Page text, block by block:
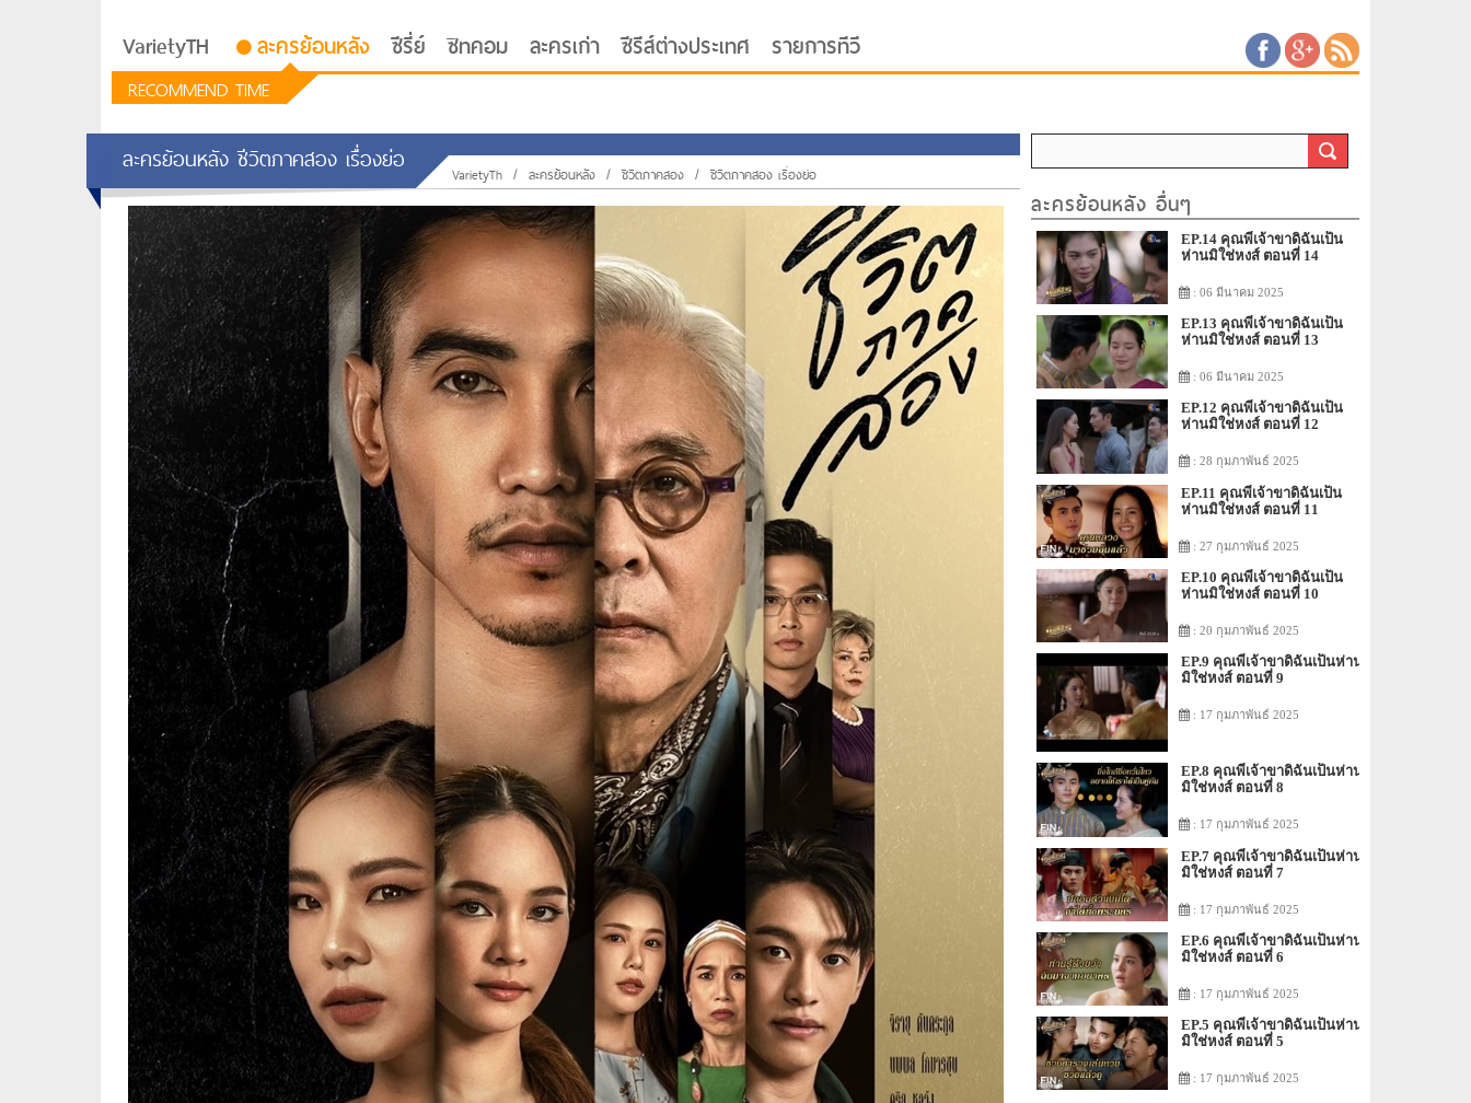
VarietyTH ละครย้อนหลัง ซีรี่ย์ ซิทคอม ละครเก่า ซีรีส์ต่างประเทศ รายการทีวี
RECOMMEND TIME
รักอยู่ประตูถัดไป
ซีรีย์เกาหลี Love Next Door ซับไทย
ละครย้อนหลัง ชีวิตภาคสอง เรื่องย่อ VarietyTh / ละครย้อนหลัง / ชีวิตภาคสอง / ชีวิตภาคสอง เรื่องย่อ
ละครย้อนหลัง อื่นๆ
EP.14 คุณพี่เจ้าขาดิฉันเป็น
ห่านมิใช่หงส์ ตอนที่ 14
: 06 มีนาคม 2025
EP.13 คุณพี่เจ้าขาดิฉันเป็น
ห่านมิใช่หงส์ ตอนที่ 13
: 06 มีนาคม 2025
EP.12 คุณพี่เจ้าขาดิฉันเป็น
ห่านมิใช่หงส์ ตอนที่ 12
: 28 กุมภาพันธ์ 2025
EP.11 คุณพี่เจ้าขาดิฉันเป็น
ห่านมิใช่หงส์ ตอนที่ 11
: 27 กุมภาพันธ์ 2025
EP.10 คุณพี่เจ้าขาดิฉันเป็น
ห่านมิใช่หงส์ ตอนที่ 10
: 20 กุมภาพันธ์ 2025
EP.9 คุณพี่เจ้าขาดิฉันเป็นห่าน
มิใช่หงส์ ตอนที่ 9
: 17 กุมภาพันธ์ 2025
EP.8 คุณพี่เจ้าขาดิฉันเป็นห่าน
มิใช่หงส์ ตอนที่ 8
: 17 กุมภาพันธ์ 2025
EP.7 คุณพี่เจ้าขาดิฉันเป็นห่าน
มิใช่หงส์ ตอนที่ 7
: 17 กุมภาพันธ์ 2025
EP.6 คุณพี่เจ้าขาดิฉันเป็นห่าน
มิใช่หงส์ ตอนที่ 6
: 17 กุมภาพันธ์ 2025
EP.5 คุณพี่เจ้าขาดิฉันเป็นห่าน
มิใช่หงส์ ตอนที่ 5
: 17 กุมภาพันธ์ 2025